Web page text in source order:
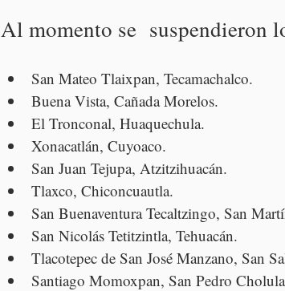
Al momento se  suspendieron
San Mateo Tlaixpan, Tecamachalco.
Buena Vista, Cañada Morelos.
El Tronconal, Huaquechula.
Xonacatlán, Cuyoaco.
San Juan Tejupa, Atzitzihuacán.
Tlaxco, Chiconcuautla.
San Buenaventura Tecaltzingo, San
San Nicolás Tetitzintla, Tehuacán.
Tlacotepec de San José Manzano, San
Santiago Momoxpan, San Pedro